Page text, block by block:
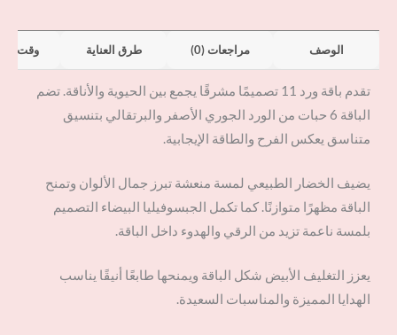
الوصف مراجعات (0) طرق العناية وقت
تقدم باقة ورد 11 تصميمًا مشرقًا يجمع بين الحيوية والأناقة. تضم
الباقة 6 حبات من الورد الجوري الأصفر والبرتقالي بتنسيق
متناسق يعكس الفرح والطاقة الإيجابية.
يضيف الخضار الطبيعي لمسة منعشة تبرز جمال الألوان وتمنح
الباقة مظهرًا متوازنًا. كما تكمل الجبسوفيليا البيضاء التصميم
بلمسة ناعمة تزيد من الرقي والهدوء داخل الباقة.
يعزز التغليف الأبيض شكل الباقة ويمنحها طابعًا أنيقًا يناسب
الهدايا المميزة والمناسبات السعيدة.